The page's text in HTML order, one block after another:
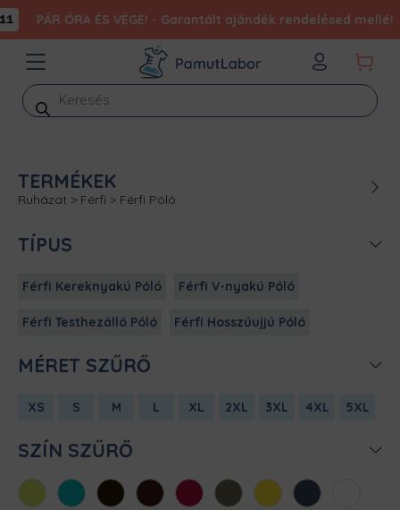
PÁR ÓRA ÉS VÉGE! - Garantált ajándék rendelésed mellé! 0
Products
search
TERMÉKEK
Ruházat > Férfi > Férfi Póló
TÍPUS
Férfi Kereknyakú Póló Férfi V-nyakú Póló
Férfi Testhezálló Póló Férfi Hosszúujjú Póló
MÉRET SZŰRŐ
XS S M L XL 2XL 3XL 4XL 5XL
SZÍN SZŰRŐ
AlmazöldAtollkékBarnaBordóChili Cink Citromsárga
Denim